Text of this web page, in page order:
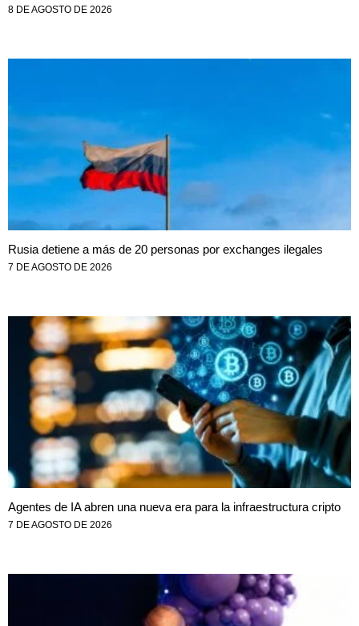
8 DE AGOSTO DE 2026
Rusia detiene a más de 20 personas por exchanges ilegales
7 DE AGOSTO DE 2026
Agentes de IA abren una nueva era para la infraestructura cripto
7 DE AGOSTO DE 2026